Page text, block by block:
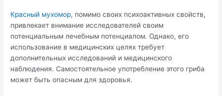
Красный мухомор, помимо своих психоактивных свойств,
привлекает внимание исследователей своим
потенциальным лечебным потенциалом. Однако, его
использование в медицинских целях требует
дополнительных исследований и медицинского
наблюдения. Самостоятельное употребление этого гриба
может быть опасным для здоровья.